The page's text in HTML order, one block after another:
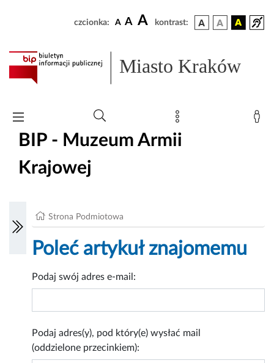
czcionka: A A A kontrast:
Miasto Kraków
BIP - Muzeum Armii
Krajowej
Strona Podmiotowa
Poleć artykuł znajomemu
Podaj swój adres e-mail:
Podaj adres(y), pod który(e) wysłać mail
(oddzielone przecinkiem):